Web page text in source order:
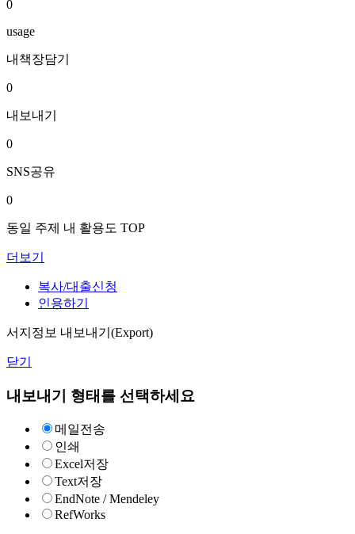
0
usage
내책장담기
0
내보내기
0
SNS공유
0
동일 주제 내 활용도 TOP
더보기
복사/대출신청
인용하기
서지정보 내보내기(Export)
닫기
내보내기 형태를 선택하세요
메일전송
인쇄
Excel저장
Text저장
EndNote / Mendeley
RefWorks